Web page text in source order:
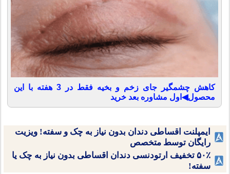
کاهش چشمگیر جای زخم و بخیه فقط در 3 هفته با این
محصول◀اول مشاوره بعد خرید
ایمپلنت اقساطی دندان بدون نیاز به چک و سفته! ویزیت
رایگان توسط متخصص
۵۰٪ تخفیف ارتودنسی دندان اقساطی بدون نیاز به چک یا
سفته!